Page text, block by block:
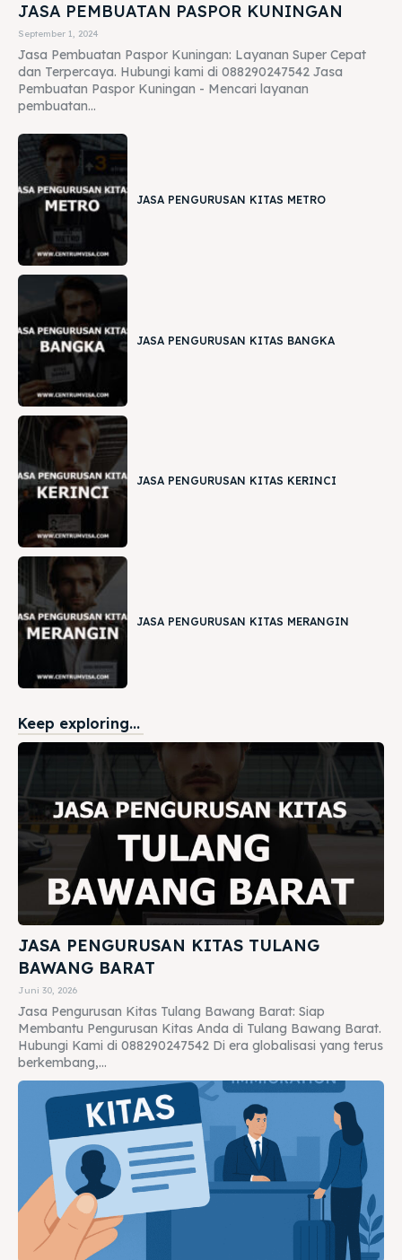
JASA PEMBUATAN PASPOR KUNINGAN
September 1, 2024
Jasa Pembuatan Paspor Kuningan: Layanan Super Cepat
dan Terpercaya. Hubungi kami di 088290247542 Jasa
Pembuatan Paspor Kuningan - Mencari layanan
pembuatan...
JASA PENGURUSAN KITAS METRO
JASA PENGURUSAN KITAS BANGKA
JASA PENGURUSAN KITAS KERINCI
JASA PENGURUSAN KITAS MERANGIN
Keep exploring...
JASA PENGURUSAN KITAS TULANG
BAWANG BARAT
Juni 30, 2026
Jasa Pengurusan Kitas Tulang Bawang Barat: Siap
Membantu Pengurusan Kitas Anda di Tulang Bawang Barat.
Hubungi Kami di 088290247542 Di era globalisasi yang terus
berkembang,...